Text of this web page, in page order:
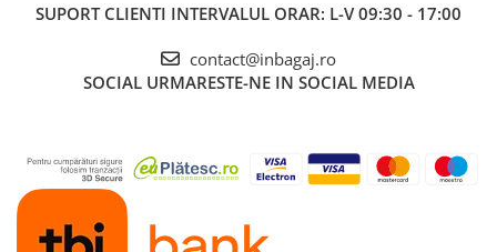
SUPORT CLIENTI INTERVALUL ORAR: L-V 09:30 - 17:00
contact@inbagaj.ro
SOCIAL URMARESTE-NE IN SOCIAL MEDIA